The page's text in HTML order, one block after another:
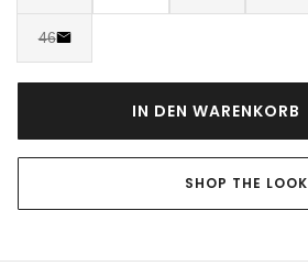
46
IN DEN WARENKORB
SHOP THE LOOK